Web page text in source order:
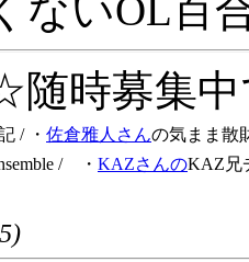
ないOL百
随時募集
/ ・ 佐倉雅人さんの気まま散
/ ・ KAZさんのKAZ兄